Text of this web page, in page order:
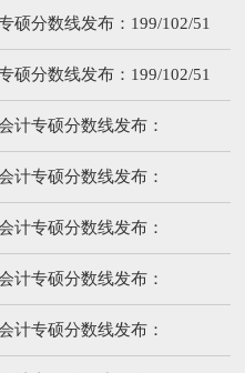
硕分数线发布：199/102/51
硕分数线发布：199/102/51
计专硕分数线发布：
计专硕分数线发布：
计专硕分数线发布：
计专硕分数线发布：
计专硕分数线发布：